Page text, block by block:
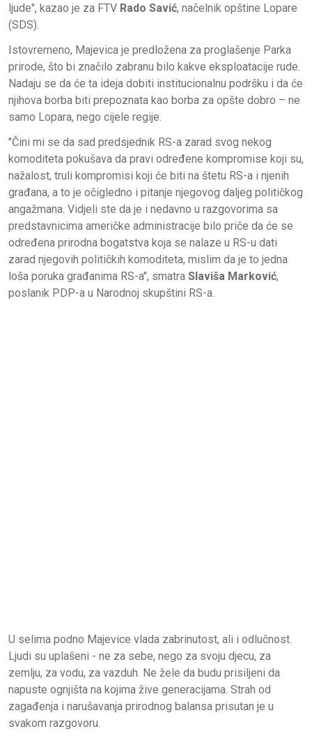
ljude", kazao je za FTV Rado Savić, načelnik opštine Lopare
(SDS).
Istovremeno, Majevica je predložena za proglašenje Parka
prirode, što bi značilo zabranu bilo kakve eksploatacije rude.
Nadaju se da će ta ideja dobiti institucionalnu podršku i da će
njihova borba biti prepoznata kao borba za opšte dobro – ne
samo Lopara, nego cijele regije.
"Čini mi se da sad predsjednik RS-a zarad svog nekog
komoditeta pokušava da pravi određene kompromise koji su,
nažalost, truli kompromisi koji će biti na štetu RS-a i njenih
građana, a to je očigledno i pitanje njegovog daljeg političkog
angažmana. Vidjeli ste da je i nedavno u razgovorima sa
predstavnicima američke administracije bilo priče da će se
određena prirodna bogatstva koja se nalaze u RS-u dati
zarad njegovih političkih komoditeta, mislim da je to jedna
loša poruka građanima RS-a", smatra Slaviša Marković,
poslanik PDP-a u Narodnoj skupštini RS-a.
U selima podno Majevice vlada zabrinutost, ali i odlučnost.
Ljudi su uplašeni - ne za sebe, nego za svoju djecu, za
zemlju, za vodu, za vazduh. Ne žele da budu prisiljeni da
napuste ognjišta na kojima žive generacijama. Strah od
zagađenja i narušavanja prirodnog balansa prisutan je u
svakom razgovoru.